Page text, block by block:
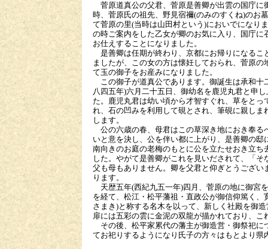
菅原道真公の父君、菅原是善卿が出雲の国庁に
時、菅原氏の祖先、野見宿禰(のみのすくね)のお
て菅原の里(当時は山田村という)においでになり
の時ご案内をした乙女が卿のお気に入り、国庁に
お仕えすることになりました。
是善卿は任期が終わり、京都にお帰りになるこ
ましたが、この女の方は懐妊しておられ、菅原の
て玉の御子をお産みになりました。
この御子が道真公であります。御誕生は承和十
八四五年)六月二十五日、御幼名を鹿児丸君と申
た。鹿児丸君は幼い頃から才智すぐれ、草をとっ
れ、石の凹みを利用して硯とされ、筆硯に親しま
します。
公の六歳の春、母君はこの草深き地におき奉る
いと意を決し、公を伴い都に上がり、是善卿の邸
南向きのお庭の老梅のもとに公を立たせおき立ち
した。やがて是善卿がこれを見いだされて、「
父も母もありません。卿を父君と仰ぎとうござ
ります。
天歴五年(西紀九五一年)四月、菅原の地に御宮
を経て、松江・松平藩祖・直政公が御信仰篤く
さまき)と称する名木を以って、新しく社殿を御
扉には五彩の雲に金泥の双龍が描かれており、
その後、松平家累代の藩主が御造営・御祭祀に
てお祀りするようになり氏子の方々はもとより